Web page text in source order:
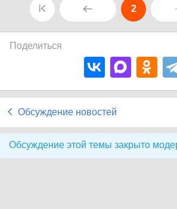
2
Поделиться
Обсуждение новостей
Обсуждение этой темы закрыто